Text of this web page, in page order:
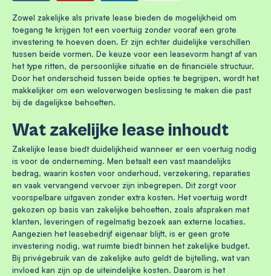
Zowel zakelijke als private lease bieden de mogelijkheid om
toegang te krijgen tot een voertuig zonder vooraf een grote
investering te hoeven doen. Er zijn echter duidelijke verschillen
tussen beide vormen. De keuze voor een leasevorm hangt af van
het type ritten, de persoonlijke situatie en de financiële structuur.
Door het onderscheid tussen beide opties te begrijpen, wordt het
makkelijker om een weloverwogen beslissing te maken die past
bij de dagelijkse behoeften.
Wat zakelijke lease inhoudt
Zakelijke lease biedt duidelijkheid wanneer er een voertuig nodig
is voor de onderneming. Men betaalt een vast maandelijks
bedrag, waarin kosten voor onderhoud, verzekering, reparaties
en vaak vervangend vervoer zijn inbegrepen. Dit zorgt voor
voorspelbare uitgaven zonder extra kosten. Het voertuig wordt
gekozen op basis van zakelijke behoeften, zoals afspraken met
klanten, leveringen of regelmatig bezoek aan externe locaties.
Aangezien het leasebedrijf eigenaar blijft, is er geen grote
investering nodig, wat ruimte biedt binnen het zakelijke budget.
Bij privégebruik van de zakelijke auto geldt de bijtelling, wat van
invloed kan zijn op de uiteindelijke kosten. Daarom is het